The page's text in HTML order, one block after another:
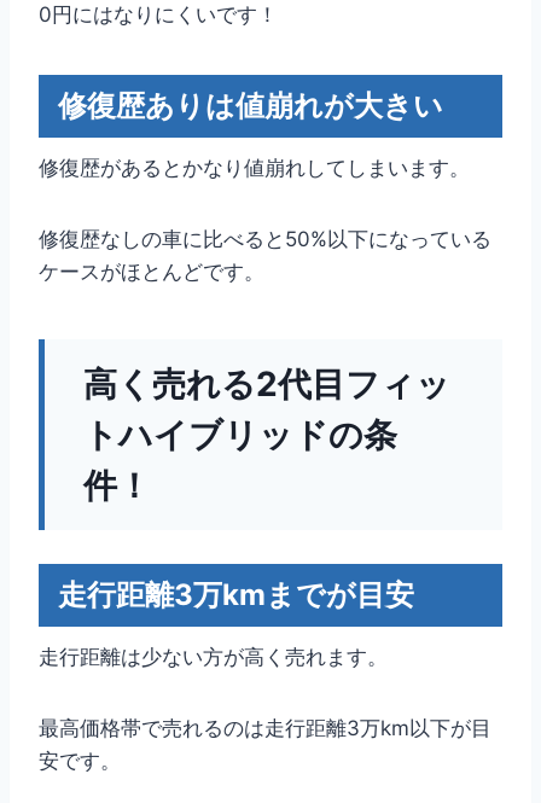
0円にはなりにくいです！
修復歴ありは値崩れが大きい
修復歴があるとかなり値崩れしてしまいます。
修復歴なしの車に比べると50%以下になっている
ケースがほとんどです。
高く売れる2代目フィッ
トハイブリッドの条
件！
走行距離3万kmまでが目安
走行距離は少ない方が高く売れます。
最高価格帯で売れるのは走行距離3万km以下が目
安です。